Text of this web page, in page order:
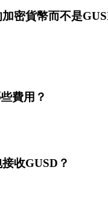
密貨幣而不是
費用？
收GUSD？